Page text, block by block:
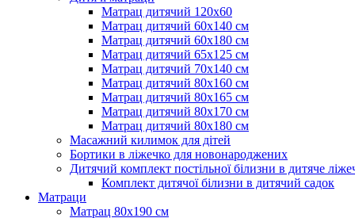
Матрац дитячий 120х60
Матрац дитячий 60х140 см
Матрац дитячий 60х180 см
Матрац дитячий 65х125 см
Матрац дитячий 70х140 см
Матрац дитячий 80х160 см
Матрац дитячий 80х165 см
Матрац дитячий 80х170 см
Матрац дитячий 80х180 см
Масажний килимок для дітей
Бортики в ліжечко для новонароджених
Дитячий комплект постільної білизни в дитяче
Комплект дитячої білизни в дитячий садок
Матраци
Матрац 80х190 см